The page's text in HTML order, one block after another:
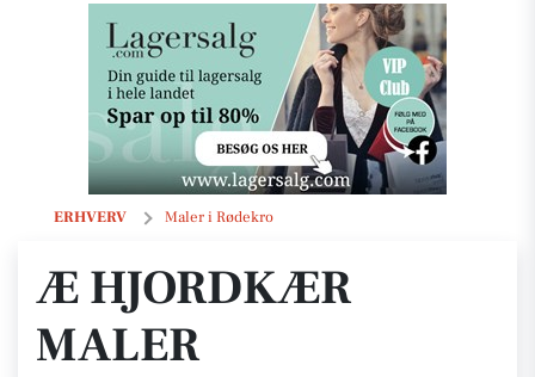
ERHVERV Maler i Rødekro
Æ Hjordkær maler
Æ HJORDKÆR
MALER